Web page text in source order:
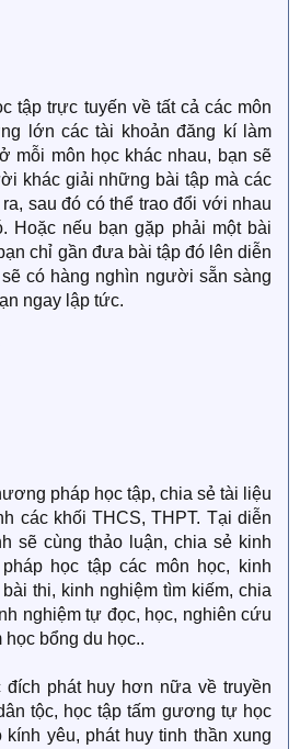
tập trực tuyến về tất cả các môn
lớn các tài khoản đăng kí làm
mỗi môn học khác nhau, bạn sẽ
khác giải những bài tập mà các
sau đó có thể trao đổi với nhau
Hoặc nếu bạn gặp phải một bài
chỉ gần đưa bài tập đó lên diễn
có hàng nghìn người sẵn sàng
ngay lập tức.
pháp học tập, chia sẻ tài liệu
các khối THCS, THPT. Tại diễn
sẽ cùng thảo luận, chia sẻ kinh
học tập các môn học, kinh
thi, kinh nghiệm tìm kiếm, chia
nghiệm tự đọc, học, nghiên cứu
học bổng du học..
đích phát huy hơn nữa về truyền
tộc, học tập tấm gương tự học
yêu, phát huy tinh thần xung